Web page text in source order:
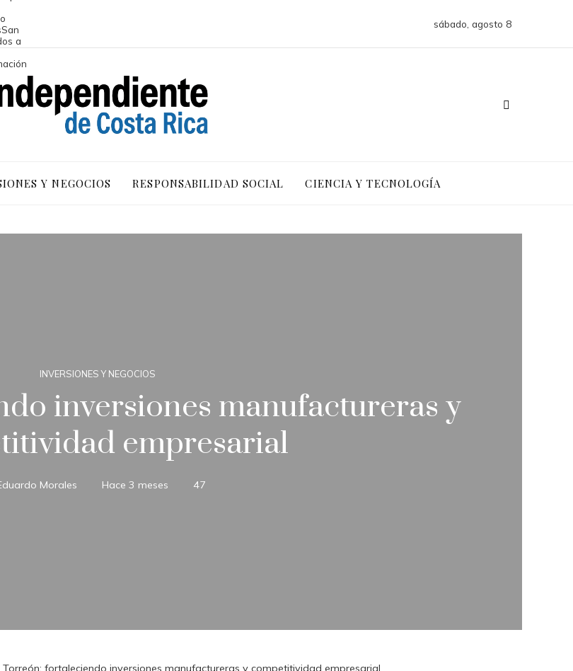
San
a
sábado, agosto 8
Y NEGOCIOS RESPONSABILIDAD SOCIAL CIENCIA Y TECNOLOGÍA
INVERSIONES Y NEGOCIOS
inversiones manufactureras y
empresarial
Morales Hace 3 meses 47
Torreón: fortaleciendo inversiones manufactureras y competitividad empresarial